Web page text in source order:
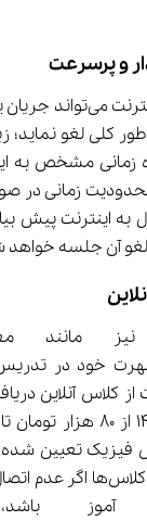
و پرسرعت
قطع و وصل شدن اینترنت
کلی لغو نماید؛
زمانی مشخص به
زمانی در
اینترنت پیش
لغو آن جلسه
شهرت خود در
فیزیک تعیین
بر اساس قوانین این
آموز